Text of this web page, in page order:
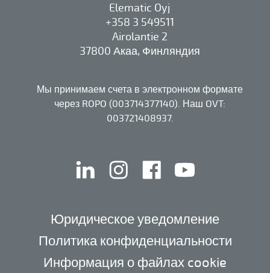
Elematic Oyj
+358 3 549511
Airolantie 2
37800 Акаа, Финляндия
Мы принимаем счета в электронном формате
через ROPO (003714377140). Наш OVT:
003721408937.
linkedin instagramfacebook
Юридическое уведомление
Политика конфиденциальности
Информация о файлах cookie